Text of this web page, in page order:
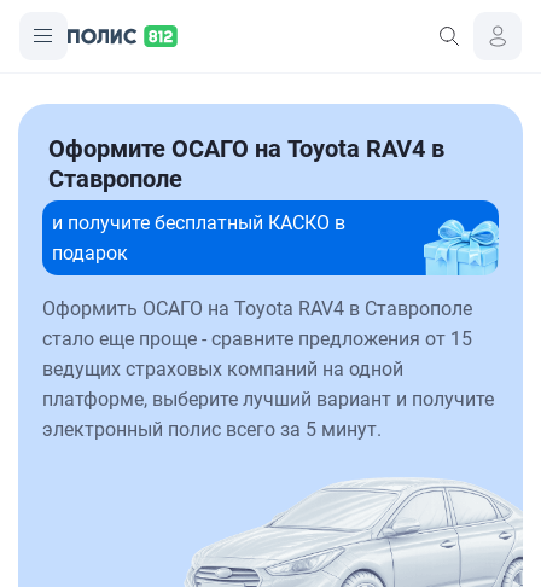
Оформите ОСАГО на Toyota RAV4 в
Ставрополе
и получите бесплатный КАСКО в
подарок
Оформить ОСАГО на Toyota RAV4 в Ставрополе
стало еще проще - сравните предложения от 15
ведущих страховых компаний на одной
платформе, выберите лучший вариант и получите
электронный полис всего за 5 минут.